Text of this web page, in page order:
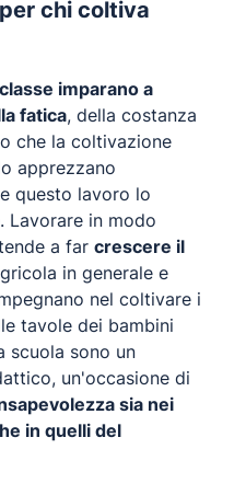
chi coltiva
imparano a
fatica, della costanza
che la coltivazione
apprezzano
questo lavoro lo
Lavorare in modo
a far crescere il
in generale e
nel coltivare i
tavole dei bambini
scuola sono un
un'occasione di
sia nei
in quelli del